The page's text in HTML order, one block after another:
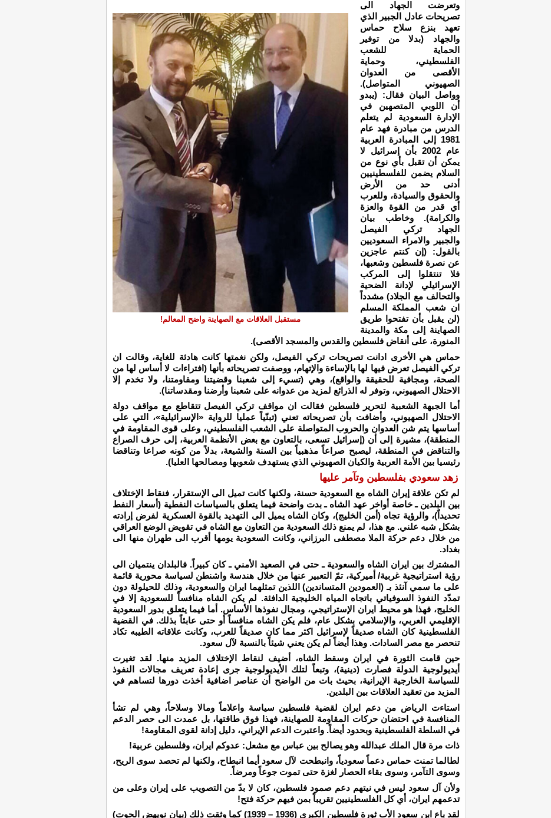
مستقبل العلاقات مع الصهاينة واضح المعالم!
وتعرضت الجهاد الى
تصريحات عادل الجبير الذي
تعهد بنزع سلاح حماس
والجهاد (بدلا من توفير
الحماية للشعب
الفلسطيني، وحماية
الأقصى من العدوان
الصهيوني المتواصل).
وواصل البيان فقال: (يبدو
أن اللوبي المتصهين في
الإدارة السعودية لم يتعلم
الدرس من مبادرة فهد عام
1981 إلى المبادرة العربية
عام 2002 بأن إسرائيل لا
يمكن أن تقبل بأي نوع من
السلام يضمن للفلسطينيين
أدنى حد من الأرض
والحقوق والسيادة، وللعرب
أي قدر من القوة والعزة
والكرامة). وخاطب بيان
الجهاد تركي الفيصل
والجبير والامراء السعوديين
بالقول: (إن كنتم عاجزين
عن نصرة فلسطين وشعبها،
فلا تنتقلوا إلى المركب
الإسرائيلي لإدانة الضحية
والتحالف مع الجلاد) مشدداً
ان شعب المملكة المسلم
(لن يقبل بأن تفتحوا طريق
الصهاينة إلى مكة والمدينة
المنورة، على أنقاض فلسطين والقدس والمسجد الأقصى).
حماس هي الأخرى ادانت تصريحات تركي الفيصل، ولكن نغمتها كانت هادئة للغاية، وقالت ان
تركي الفيصل تعرض فيها لها بالإساءة والإتهام، ووصفت تصريحاته بأنها (افتراءات لا أساس لها من
الصحة، ومجافية للحقيقة والواقع)، وهي (تسيء إلى شعبنا وقضيتنا ومقاومتنا، ولا تخدم إلا
الاحتلال الصهيوني، وتوفر له الذرائع لمزيد من عدوانه على شعبنا وأرضنا ومقدساتنا).
أما الجبهة الشعبية لتحرير فلسطين فقالت ان مواقف تركي الفيصل تتقاطع مع مواقف دولة
الاحتلال الصهيوني، وأضافت بأن تصريحاته تعني (تبنّياً عمليا للرواية «الإسرائيلية»، التي على
أساسها يتم شن العدوان والحروب المتواصلة على الشعب الفلسطيني، وعلى قوى المقاومة في
المنطقة)، مشيرة إلى أن (إسرائيل تسعى، بالتعاون مع بعض الأنظمة العربية، إلى حرف الصراع
والتناقض في المنطقة، ليصبح صراعاً مذهبياً بين السنة والشيعة، بدلاً من كونه صراعا وتناقضا
رئيسيا بين الأمة العربية والكيان الصهيوني الذي يستهدف شعوبها ومصالحها العليا).
زهد سعودي بفلسطين وتآمر عليها
لم تكن علاقة إيران الشاه مع السعودية حسنة، ولكنها كانت تميل الى الإستقرار، فنقاط الإختلاف
بين البلدين ـ خاصة أواخر عهد الشاه ـ بدت واضحة فيما يتعلق بالسياسات النفطية (أسعار النفط
تحديداً)، والرؤية تجاه (أمن الخليج)، وكان الشاه يميل الى التهديد بالقوة العسكرية لفرض إرادته
بشكل شبه علني. مع هذا، لم يمنع ذلك السعودية من التعاون مع الشاه في تقويض الوضع العراقي
من خلال دعم حركة الملا مصطفى البرزاني، وكانت السعودية يومها أقرب الى طهران منها الى
بغداد.
المشترك بين ايران الشاه والسعودية ـ حتى في الصعيد الأمني ـ كان كبيراً. فالبلدان ينتميان الى
رؤية استراتيجية غربية/ أميركية، تمّ التعبير عنها من خلال هندسة واشنطن لسياسة محورية قائمة
على ما سمي آنئذ بـ (العمودين المتساندين) اللذين تمثلهما ايران والسعودية، وذلك للحيلولة دون
تمدّد النفوذ السوفياتي باتجاه المياه الخليجية الدافئة. لم يكن الشاه منافساً للسعودية إلا في
الخليج، فهذا هو محيط ايران الإستراتيجي، ومجال نفوذها الأساس. أما فيما يتعلق بدور السعودية
الإقليمي العربي، والإسلامي بشكل عام، فلم يكن الشاه منافساً أو حتى عابئاً بذلك. في القضية
الفلسطينية كان الشاه صديقاً لإسرائيل اكثر مما كان صديقاً للعرب، وكانت علاقاته الطيبه تكاد
تنحصر مع مصر السادات. وهذا أيضاً لم يكن يعني شيئاً بالنسبة لآل سعود.
حين قامت الثورة في ايران وسقط الشاه، أضيف لنقاط الإختلاف المزيد منها. لقد تغيرت
أيديولوجية الدولة فصارت (دينية)، وتبعاً لتلك الأيديولوجية جرى إعادة تعريف مجالات النفوذ
للسياسة الخارجية الإيرانية، بحيث بات من الواضح أن عناصر اضافية أخذت دورها لتساهم في
المزيد من تعقيد العلاقات بين البلدين.
استاءت الرياض من دعم ايران لقضية فلسطين سياسة واعلاماً ومالا وسلاحاً، وهي لم تشأ
المنافسة في احتضان حركات المقاومة للصهاينة، فهذا فوق طاقتها، بل عمدت الى حصر الدعم
في السلطة الفلسطينية وبحدود أيضاً. واعتبرت الدعم الإيراني، دليل إدانة لقوى المقاومة!
ذات مرة قال الملك عبدالله وهو يصالح بين عباس مع مشعل: عدوكم ايران، وفلسطين عربية!
لطالما تمنت حماس دعماً سعودياً، وانبطحت لآل سعود أيما انبطاح، ولكنها لم تحصد سوى الريح،
وسوى التآمر، وسوى بقاء الحصار لغزة حتى تموت جوعاً ومرضاً.
ولأن آل سعود ليس في نيتهم دعم صمود فلسطين، كان لا بدّ من التصويب على إيران وعلى من
تدعمهم ايران، أي كل الفلسطينيين تقريباً بمن فيهم حركة فتح!
لقد باع ابن سعود الأب ثورة فلسطين الكبرى (1936 – 1939) كما وثقت ذلك (بيان نويهض الحوت)